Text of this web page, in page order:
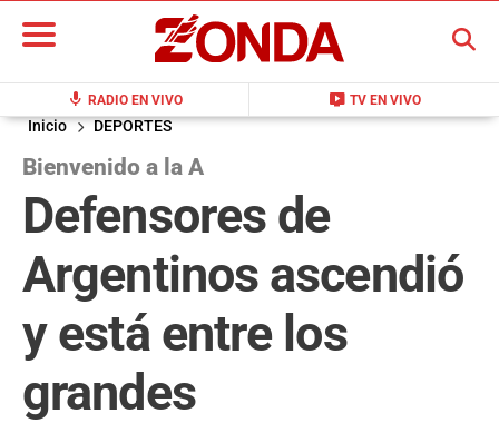
mic RADIO EN VIVO live_tv TV EN VIVO
BUSCAR
Inicio DEPORTES
Bienvenido a la A
Defensores de
Argentinos ascendió
y está entre los
grandes